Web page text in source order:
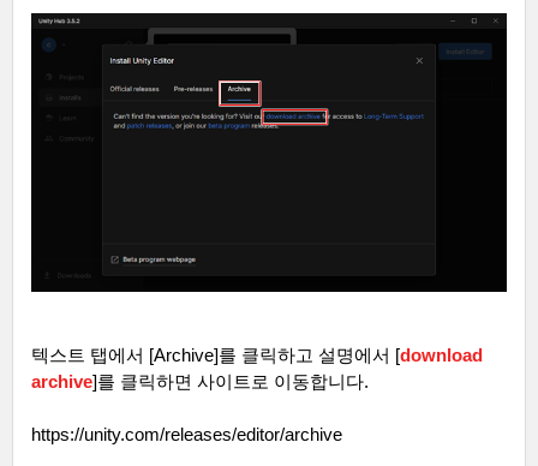
텍스트 탭에서 [Archive]를 클릭하고 설명에서 [download
archive]를 클릭하면 사이트로 이동합니다.
https://unity.com/releases/editor/archive